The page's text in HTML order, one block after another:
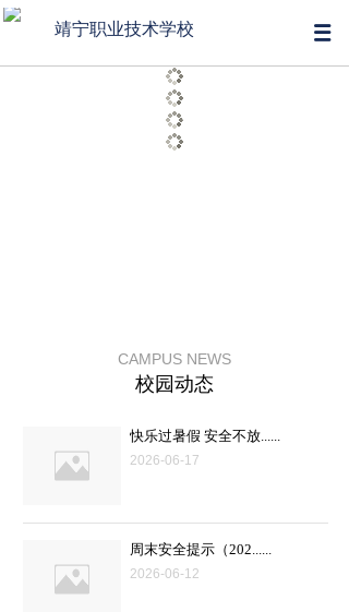
靖宁职业技术学校
百年树人 精益求精
CAMPUS NEWS
校园动态
快乐过暑假 安全不放......
2026-06-17
周末安全提示（202......
2026-06-12